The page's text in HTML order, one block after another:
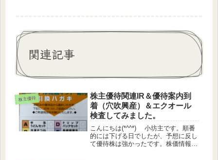
関連記事
株主優待
株主優待関連IR＆優待案内到
着（穴吹興産）＆エクオール
検査してみました。
こんにちは(*^^*) 小坊主です。順番
的には下げる日でしたが、予想に反し
て優待株は強かったです。株価情報日